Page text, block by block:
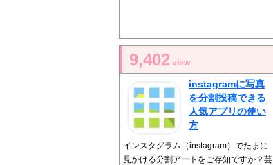
9,402 view
instagramに写真
を分割投稿できる
人気アプリの使い
方
インスタグラム（instagram）でたまに
見かける分割アートをご存知ですか？芸